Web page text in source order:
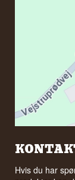
Hvis du har